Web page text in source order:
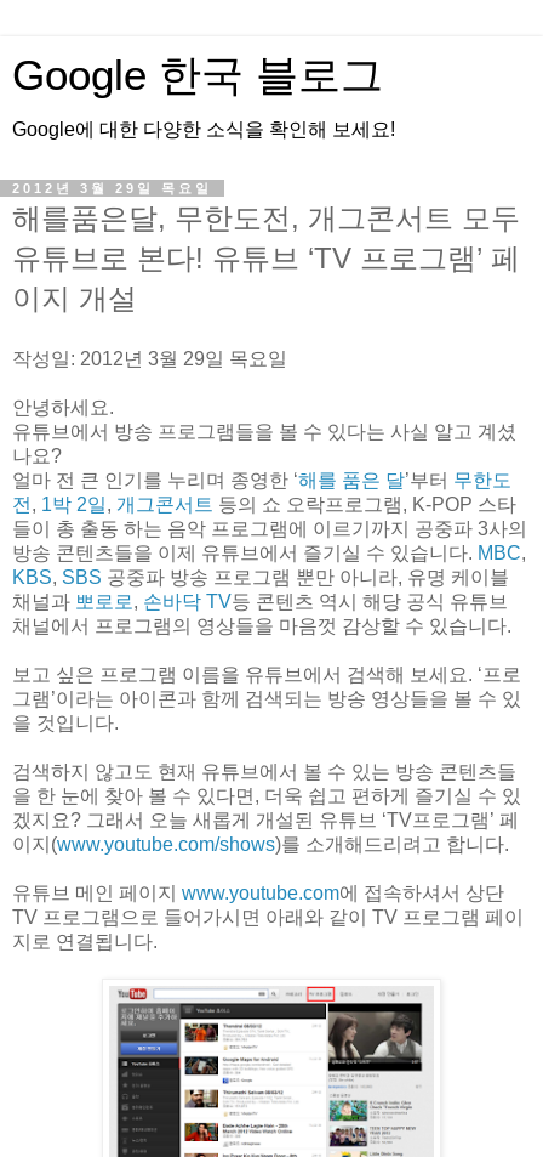
Google 한국 블로그
Google에 대한 다양한 소식을 확인해 보세요!
2012년 3월 29일 목요일
해를품은달, 무한도전, 개그콘서트 모두
유튜브로 본다! 유튜브 ‘TV 프로그램’ 페
이지 개설
작성일: 2012년 3월 29일 목요일
안녕하세요.
유튜브에서 방송 프로그램들을 볼 수 있다는 사실 알고 계셨
나요?
얼마 전 큰 인기를 누리며 종영한 ‘해를 품은 달’부터 무한도
전 , 1박 2일, 개그콘서트 등의 쇼 오락프로그램, K-POP 스타
들이 총 출동 하는 음악 프로그램에 이르기까지 공중파 3사의
방송 콘텐츠들을 이제 유튜브에서 즐기실 수 있습니다. MBC,
KBS, SBS 공중파 방송 프로그램 뿐만 아니라, 유명 케이블
채널과 뽀로로, 손바닥 TV등 콘텐츠 역시 해당 공식 유튜브
채널에서 프로그램의 영상들을 마음껏 감상할 수 있습니다.
보고 싶은 프로그램 이름을 유튜브에서 검색해 보세요. ‘프로
그램’이라는 아이콘과 함께 검색되는 방송 영상들을 볼 수 있
을 것입니다.
검색하지 않고도 현재 유튜브에서 볼 수 있는 방송 콘텐츠들
을 한 눈에 찾아 볼 수 있다면, 더욱 쉽고 편하게 즐기실 수 있
겠지요? 그래서 오늘 새롭게 개설된 유튜브 ‘TV프로그램’ 페
이지(www.youtube.com/shows)를 소개해드리려고 합니다.
유튜브 메인 페이지 www.youtube.com에 접속하셔서 상단
TV 프로그램으로 들어가시면 아래와 같이 TV 프로그램 페이
지로 연결됩니다.